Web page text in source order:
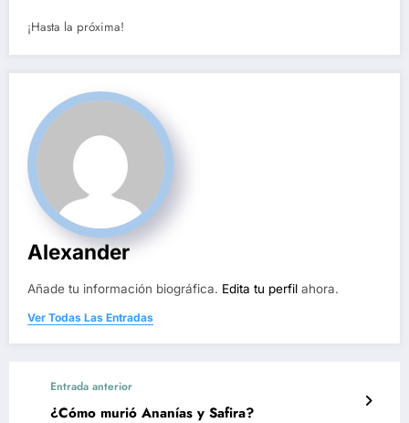
¡Hasta la próxima!
Alexander
Añade tu información biográfica. Edita tu perfil ahora.
Ver Todas Las Entradas
Entrada anterior
¿Cómo murió Ananías y Safira?